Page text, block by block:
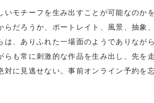
いモチーフを生み出すことが可能なのか
らだろうか、ポートレイト、風景、抽象
は、ありふれた一場面のようでありなが
らも常に刺激的な作品を生み出し、先を
対に見逃せない。事前オンライン予約を